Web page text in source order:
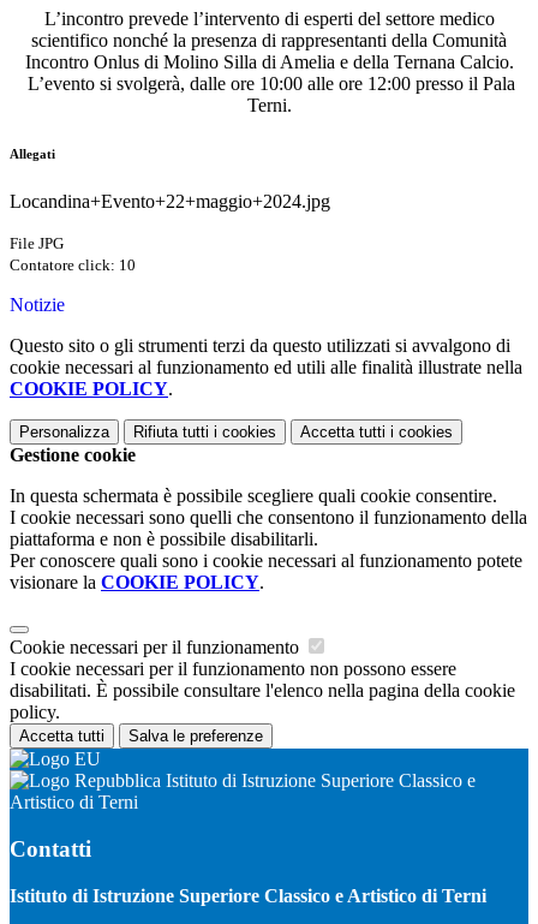
L’incontro prevede l’intervento di esperti del settore medico
scientifico nonché la presenza di rappresentanti della Comunità
Incontro Onlus di Molino Silla di Amelia e della Ternana Calcio.
L’evento si svolgerà, dalle ore 10:00 alle ore 12:00 presso il Pala
Terni.
Allegati
Locandina+Evento+22+maggio+2024.jpg
File JPG
Contatore click: 10
Notizie
Questo sito o gli strumenti terzi da questo utilizzati si avvalgono di
cookie necessari al funzionamento ed utili alle finalità illustrate nella
COOKIE POLICY.
Personalizza Rifiuta tutti i cookies Accetta tutti i cookies
Gestione cookie
In questa schermata è possibile scegliere quali cookie consentire.
I cookie necessari sono quelli che consentono il funzionamento della
piattaforma e non è possibile disabilitarli.
Per conoscere quali sono i cookie necessari al funzionamento potete
visionare la COOKIE POLICY.
Cookie necessari per il funzionamento
I cookie necessari per il funzionamento non possono essere
disabilitati. È possibile consultare l'elenco nella pagina della cookie
policy.
Accetta tutti Salva le preferenze
Istituto di Istruzione Superiore Classico e
Artistico di Terni
Contatti
Istituto di Istruzione Superiore Classico e Artistico di Terni